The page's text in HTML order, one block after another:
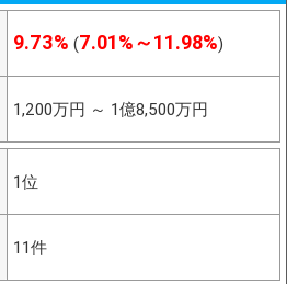
9.73% (7.01%～11.98%)
1,200万円 ～ 1億8,500万円
1位
11件